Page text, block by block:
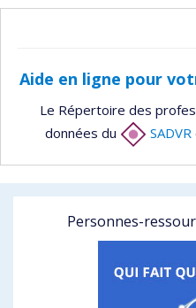
Aide en ligne pour
Le Répertoire des
données du
SADVR
Personnes-